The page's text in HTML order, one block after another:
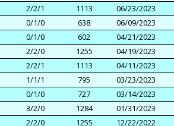
2/2/1 1113
06/23/2023
0/1/0 638
06/09/2023
0/1/0 602
04/21/2023
2/2/0 1255
04/19/2023
2/2/1 1113
04/11/2023
1/1/1 795
03/23/2023
0/1/0 727
03/14/2023
3/2/0 1284
01/31/2023
2/2/0 1255
12/22/2022